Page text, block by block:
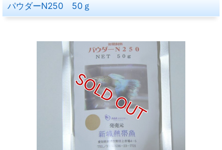
パウダーN250 50ｇ